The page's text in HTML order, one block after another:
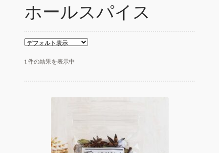
てってのスパイスが買える＆食べられるお店
よくあるご質問
お店の概要
k
a
C
h
a
n
e
l
ホールスパイス
1件の結果を表示中